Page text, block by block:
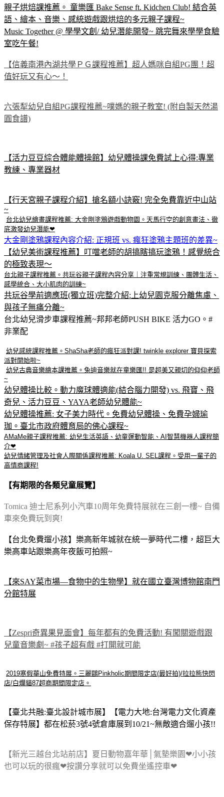
親子烘焙課推薦。 童樂匯 Bake Sense ft. Kidchen Club! 結合英
語、繪本、音樂、感統遊戲跟烘焙的多元親子課程~
Music Together @ 學學文創/ 幼兒潛能開發~ 跳完舞來學學食驗
室吃午餐!
【信義南港內湖共學ＰＧ課程推薦】超人媽咪自組PG團！超
值好玩又有心～！
六張犁幼兒自組PG課程推薦~噗媽的親子教室! (附自製天然湯
圓食譜)
【活力豆豆綜合體能體操館】幼兒體操課免費試上心得:專業
教練、專業器材
【行天宮親子課程介紹】搶名額小訣竅! 完全免費靠近中山站
~
台北幼兒繪畫課程推薦: 大金剛塗鴉遊戲動物園。天馬行空的創意畫法、徹
底激發幼兒潛能❤
大金剛塗鴉課程內容介紹: 正規班 vs. 瘋狂塗鴉主題班的差異~
【幼兒美術課程推薦】叮噹老師的胡搞瞎搞玩塗鴉！感覺統合
的極致表現～
台北親子課程推薦。共玩谷親子課程內容分享｜注重常規訓練、團體生活、
感學統合、大小肌肉的訓練~
共玩谷學前適應班(獨立班)完整介紹:上幼兒園克服分離焦慮、
與孩子無痛分離~
台北幼兒滑步車課程推薦~邦邦老師PUSH BIKE 活力GO。#
非業配
幼兒感統課程推薦。ShaSha老師的瘋狂派對課! twinkle explorer 寶貝探索
派對開始啦~
幼兒古典音樂繪本課推薦。兔迪音樂就在童樂匯!! 是超美又親切的仰仰老師
~
幼兒體操比較。動力魔球體適能(結合腦力開發) vs. 飛寶、飛
奇兒、活力豆豆、YAYA老師幼兒體能~
幼兒體操推薦: 女子美力時代。免費幼兒體操、免費孕婦瑜
珈。臺北市政府體育局的佛心課程~
AMaMe親子課程推薦: 幼兒生活英語、幼童運動智能、AI智慧機器人課程簡
介❤
幼兒情緒管理及社會人際關係課程推薦: Koala U. SEL課程。受用一輩子的
高情商課程!
【有期限的各類兒童展覽】
Tomica 迪士尼系列小汽車10周年免費特展就在三創一樓~ 自備
車來免費玩到爽!
【台北免費遛小孩】樂高新年城就在統一夢時代二樓，超巨大
樂高車站跟樂高年夜飯可拍照~
【來SAY菜市場—食物中的生物學】就在國立臺灣博物館南門
分館特展
【Zespri奇異果見面會】每年都有的免費活動! 有闖關遊戲跟
兒童音樂劇~ #孩子超有戲 #打開就可能
2019寒假華山免費特展。三麗鷗Pinkholic期間限定店(最好拍)/拉拉熊快閃
店/白爛貓87超商期間限定店。
【臺北共融:臺北設計城市展】【電力大地:台灣電力文化資產
保存特展】都在松菸3號4號倉庫展到10/21~無敵適合遛小孩!!
【新光三越台北站前店】夏日動物嘉年華│氣墊樂園❤小小孩
也可以玩的很瘋❤按讚分享就可以免費坐遙控車❤